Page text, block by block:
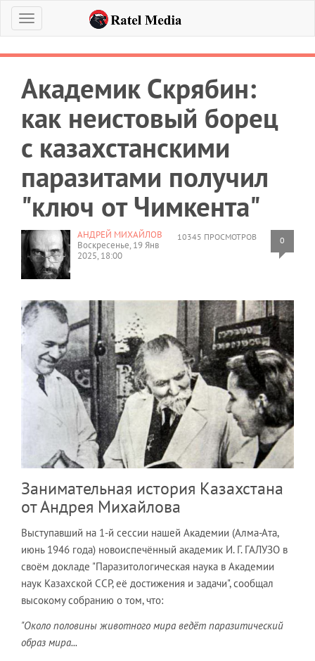
Меню
Академик Скрябин:
как неистовый борец
с казахстанскими
паразитами получил
"ключ от Чимкента"
10345 ПРОСМОТРОВ 0
АНДРЕЙ МИХАЙЛОВ
Воскресенье, 19 Янв
2025, 18:00
Занимательная история Казахстана
от Андрея Михайлова
Выступавший на 1-й сессии нашей Академии (Алма-Ата,
июнь 1946 года) новоиспечённый академик И. Г. ГАЛУЗО в
своём докладе "Паразитологическая наука в Академии
наук Казахской ССР, её достижения и задачи", сообщал
высокому собранию о том, что:
"Около половины животного мира ведёт паразитический
образ мира...